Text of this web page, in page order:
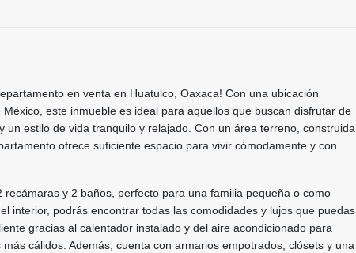
en venta en Huatulco, Oaxaca! Con una ubicación
este inmueble es ideal para aquellos que buscan disfrutar de
un estilo de vida tranquilo y relajado. Con un área terreno, construida
ofrece suficiente espacio para vivir cómodamente y con
recámaras y 2 baños, perfecto para una familia pequeña o como
interior, podrás encontrar todas las comodidades y lujos que puedas
gracias al calentador instalado y del aire acondicionado para
cálidos. Además, cuenta con armarios empotrados, clósets y una